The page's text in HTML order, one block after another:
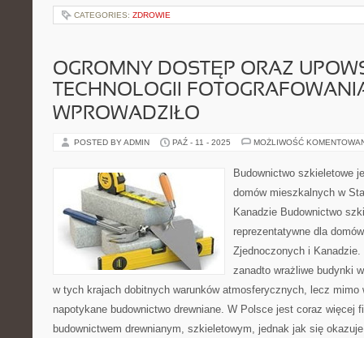
CATEGORIES: ZDROWIE
OGROMNY DOSTĘP ORAZ
TECHNOLOGII
WPROWADZIŁO
POSTED BY ADMIN PAŹ - 11 - 2025 MOŻLIWOŚĆ
Budownictwo szkieletowe
domów mieszkalnych w
Kanadzie Budownictwo
reprezentatywne dla
Zjednoczonych i
zanadto wrażliwe budynki
w tych krajach dobitnych warunków atmosferycznych, lecz
napotykane budownictwo drewniane. W Polsce jest coraz więcej
budownictwem drewnianym, szkieletowym, jednak jak się